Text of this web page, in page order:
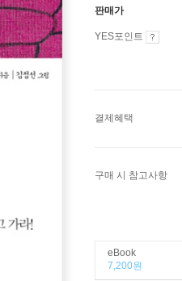
판매가
YES포인트
결제혜택
구매 시 참고사항
eBook
7,200원